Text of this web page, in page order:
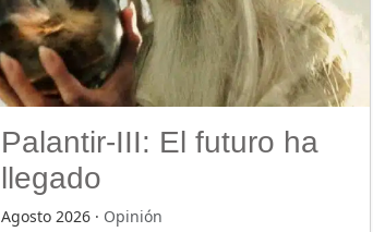
Palantir-III: El futuro ha
llegado
Agosto 2026 · Opinión